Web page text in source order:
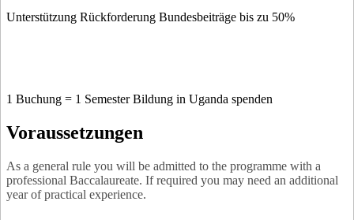
Unterstützung Rückforderung Bundesbeiträge bis zu 50%
1 Buchung = 1 Semester Bildung in Uganda spenden
Voraussetzungen
As a general rule you will be admitted to the programme with a
professional Baccalaureate. If required you may need an additional
year of practical experience.